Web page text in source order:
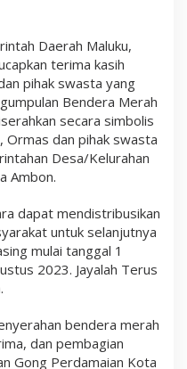
Daerah Maluku,
terima kasih
pihak swasta yang
Bendera Merah
secara simbolis
Ormas dan pihak swasta
Desa/Kelurahan
Ambon.
dapat mendistribusikan
untuk selanjutnya
mulai tanggal 1
2023. Jayalah Terus
bendera merah
dan pembagian
Gong Perdamaian Kota